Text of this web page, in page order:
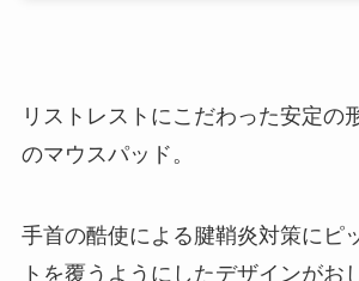
リストレストにこだわった安定の
のマウスパッド。
手首の酷使による腱鞘炎対策にピ
トを覆うようにしたデザインがお